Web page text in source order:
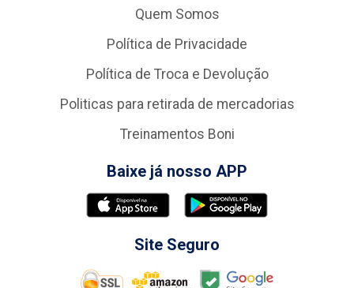
Quem Somos
Política de Privacidade
Política de Troca e Devolução
Politicas para retirada de mercadorias
Treinamentos Boni
Baixe já nosso APP
Site Seguro